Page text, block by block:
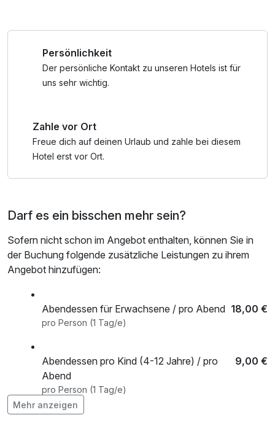
Persönlichkeit
Der persönliche Kontakt zu unseren Hotels ist für
uns sehr wichtig.
Zahle vor Ort
Freue dich auf deinen Urlaub und zahle bei diesem
Hotel erst vor Ort.
Darf es ein bisschen mehr sein?
Sofern nicht schon im Angebot enthalten, können Sie in
der Buchung folgende zusätzliche Leistungen zu ihrem
Angebot hinzufügen:
Abendessen für Erwachsene / pro Abend 18,00 €
pro Person (1 Tag/e)
Abendessen pro Kind (4-12 Jahre) / pro
Abend
9,00 €
pro Person (1 Tag/e)
Mehr anzeigen